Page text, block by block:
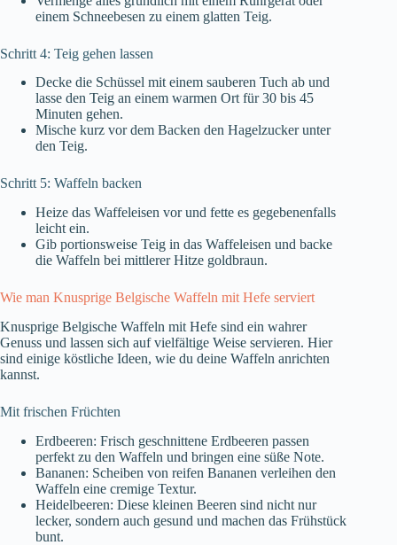
einem Schneebesen zu einem glatten Teig.
Schritt 4: Teig gehen lassen
Decke die Schüssel mit einem sauberen Tuch ab und
lasse den Teig an einem warmen Ort für 30 bis 45
Minuten gehen.
Mische kurz vor dem Backen den Hagelzucker unter
den Teig.
Schritt 5: Waffeln backen
Heize das Waffeleisen vor und fette es gegebenenfalls
leicht ein.
Gib portionsweise Teig in das Waffeleisen und backe
die Waffeln bei mittlerer Hitze goldbraun.
Wie man Knusprige Belgische Waffeln mit Hefe serviert
Knusprige Belgische Waffeln mit Hefe sind ein wahrer
Genuss und lassen sich auf vielfältige Weise servieren. Hier
sind einige köstliche Ideen, wie du deine Waffeln anrichten
kannst.
Mit frischen Früchten
Erdbeeren: Frisch geschnittene Erdbeeren passen
perfekt zu den Waffeln und bringen eine süße Note.
Bananen: Scheiben von reifen Bananen verleihen den
Waffeln eine cremige Textur.
Heidelbeeren: Diese kleinen Beeren sind nicht nur
lecker, sondern auch gesund und machen das Frühstück
bunt.